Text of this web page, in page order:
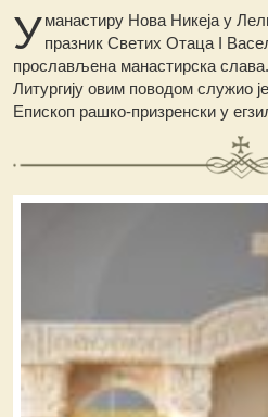
Уманастиру Нова Никеја у
празник Светих Отаца I
прослављена манастирска слава.
Литургију овим поводом служио
Епископ рашко-призренски у